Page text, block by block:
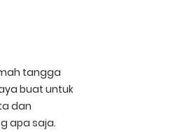
tangga
buat untuk
dan
apa saja.